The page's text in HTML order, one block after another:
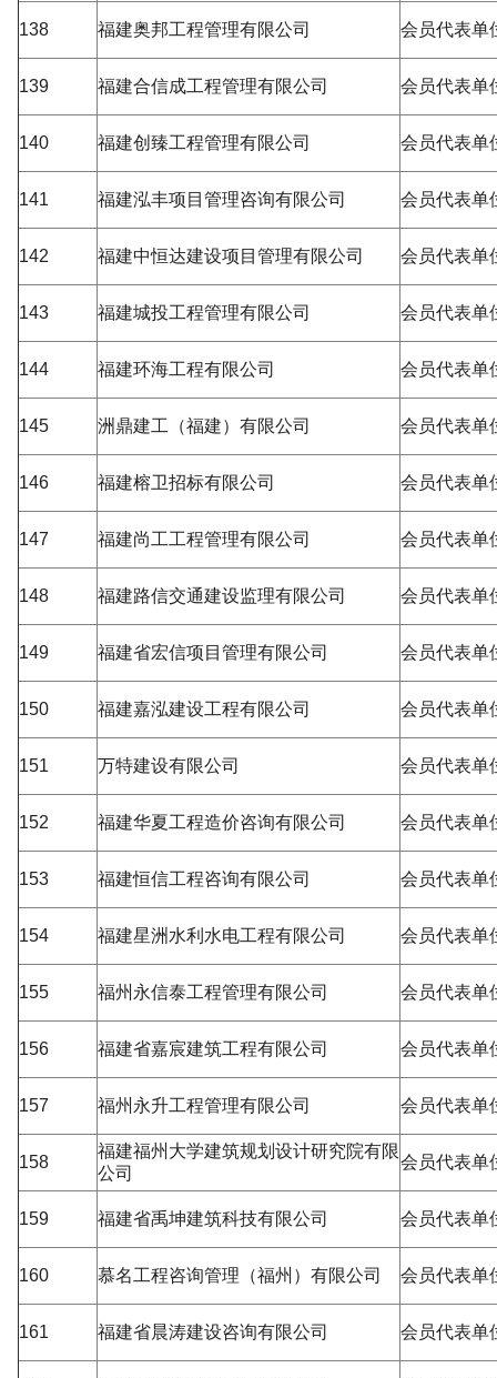
138 福建奥邦工程管理有限公司 会员代表单
139 福建合信成工程管理有限公司 会员代表单
140 福建创臻工程管理有限公司 会员代表单
141 福建泓丰项目管理咨询有限公司 会员代表单
142 福建中恒达建设项目管理有限公司 会员代表单
143 福建城投工程管理有限公司 会员代表单
144 福建环海工程有限公司 会员代表单
145 洲鼎建工（福建）有限公司 会员代表单
146 福建榕卫招标有限公司 会员代表单
147 福建尚工工程管理有限公司 会员代表单
148 福建路信交通建设监理有限公司 会员代表单
149 福建省宏信项目管理有限公司 会员代表单
150 福建嘉泓建设工程有限公司 会员代表单
151 万特建设有限公司 会员代表单
152 福建华夏工程造价咨询有限公司 会员代表单
153 福建恒信工程咨询有限公司 会员代表单
154 福建星洲水利水电工程有限公司 会员代表单
155 福州永信泰工程管理有限公司 会员代表单
156 福建省嘉宸建筑工程有限公司 会员代表单
157 福州永升工程管理有限公司 会员代表单
158
福建福州大学建筑规划设计研究院有限
公司
会员代表单
159 福建省禹坤建筑科技有限公司 会员代表单
160 慕名工程咨询管理（福州）有限公司 会员代表单
161 福建省晨涛建设咨询有限公司 会员代表单